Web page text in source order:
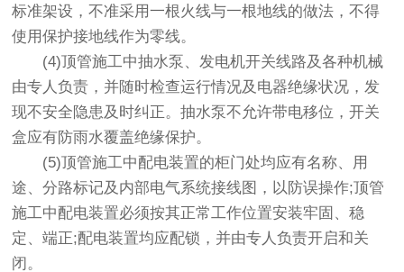
标准架设，不准采用一根火线与一根地线的做法，不得
使用保护接地线作为零线。
(4)顶管施工中抽水泵、发电机开关线路及各种机械
由专人负责，并随时检查运行情况及电器绝缘状况，发
现不安全隐患及时纠正。抽水泵不允许带电移位，开关
盒应有防雨水覆盖绝缘保护。
(5)顶管施工中配电装置的柜门处均应有名称、用
途、分路标记及内部电气系统接线图，以防误操作;顶管
施工中配电装置必须按其正常工作位置安装牢固、稳
定、端正;配电装置均应配锁，并由专人负责开启和关
闭。